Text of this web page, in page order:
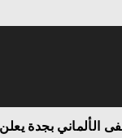
الألماني بجدة